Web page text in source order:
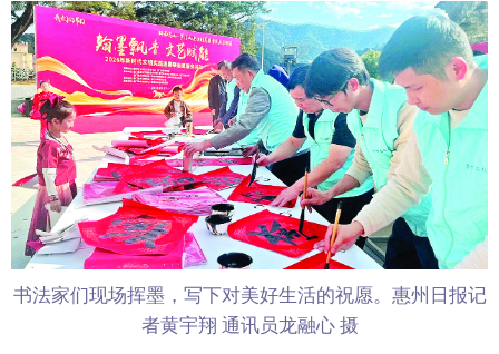
书法家们现场挥墨，写下对美好生活的祝愿。惠州日报记
者黄宇翔 通讯员龙融心 摄